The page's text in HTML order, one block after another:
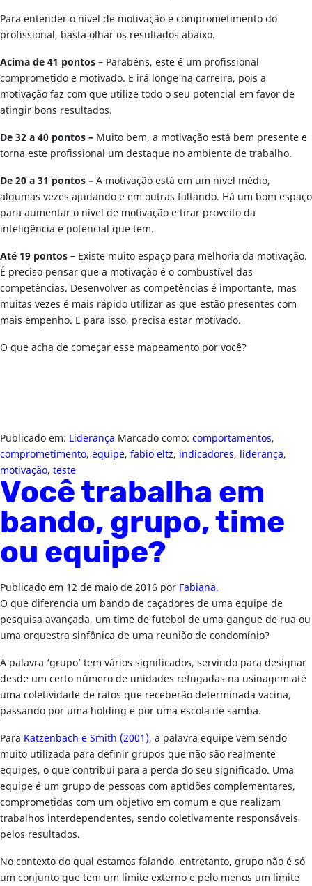
Para entender o nível de motivação e comprometimento do
profissional, basta olhar os resultados abaixo.
Acima de 41 pontos – Parabéns, este é um profissional
comprometido e motivado. E irá longe na carreira, pois a
motivação faz com que utilize todo o seu potencial em favor de
atingir bons resultados.
De 32 a 40 pontos – Muito bem, a motivação está bem presente e
torna este profissional um destaque no ambiente de trabalho.
De 20 a 31 pontos –A motivação está em um nível médio,
algumas vezes ajudando e em outras faltando. Há um bom espaço
para aumentar o nível de motivação e tirar proveito da
inteligência e potencial que tem.
Até 19 pontos – Existe muito espaço para melhoria da motivação.
É preciso pensar que a motivação é o combustível das
competências. Desenvolver as competências é importante, mas
muitas vezes é mais rápido utilizar as que estão presentes com
mais empenho. E para isso, precisa estar motivado.
O que acha de começar esse mapeamento por você?
Publicado em: Liderança Marcado como: comportamentos,
comprometimento, equipe, fabio eltz, indicadores, liderança,
motivação, teste
Você trabalha em
bando, grupo, time
ou equipe?
Publicado em 12 de maio de 2016 por Fabiana.
O que diferencia um bando de caçadores de uma equipe de
pesquisa avançada, um time de futebol de uma gangue de rua ou
uma orquestra sinfônica de uma reunião de condomínio?
A palavra ‘grupo’ tem vários significados, servindo para designar
desde um certo número de unidades refugadas na usinagem até
uma coletividade de ratos que receberão determinada vacina,
passando por uma holding e por uma escola de samba.
Para Katzenbach e Smith (2001), a palavra equipe vem sendo
muito utilizada para definir grupos que não são realmente
equipes, o que contribui para a perda do seu significado. Uma
equipe é um grupo de pessoas com aptidões complementares,
comprometidas com um objetivo em comum e que realizam
trabalhos interdependentes, sendo coletivamente responsáveis
pelos resultados.
No contexto do qual estamos falando, entretanto, grupo não é só
um conjunto que tem um limite externo e pelo menos um limite